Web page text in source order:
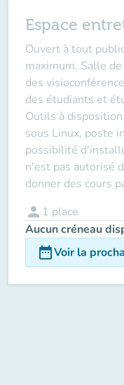
Espace
Ouvert à tout
maximum. Salle
des
des étudiants et
Outils à
sous Linux, poste
possibilité
n'est pas autorisé
donner des cours
person 1 place
Aucun créneau
date_rangeVoir la